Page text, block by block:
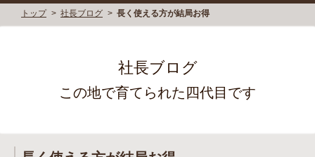
トップ 社長ブログ 長く使える方が結局お得
社長ブログ
この地で育てられた四代目です